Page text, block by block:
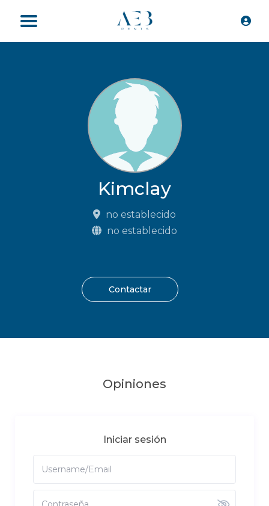
Kimclay
no establecido
no establecido
Contactar
Opiniones
Iniciar sesión